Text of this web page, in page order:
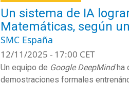
Un sistema de IA
Matemáticas, según
SMC España
12/11/2025 - 17:00 CET
Un equipo de Google DeepMindha
demostraciones formales